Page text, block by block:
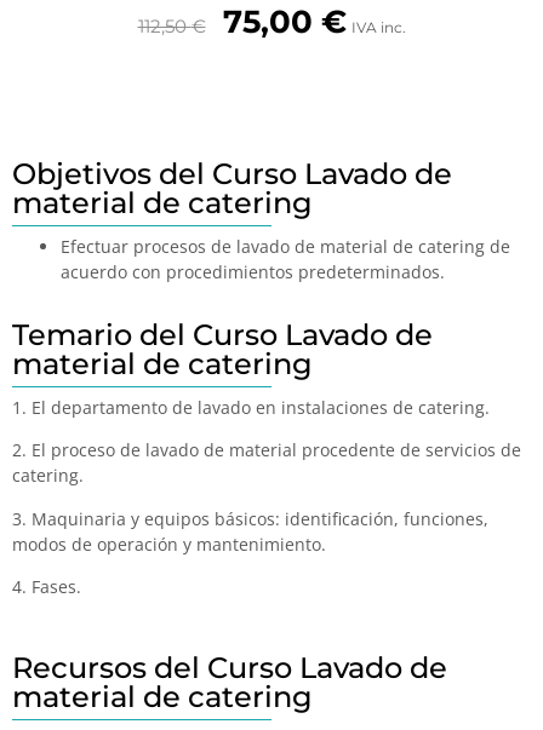
112,50€ 75,00 € IVA inc.
Objetivos del Curso Lavado de
material de catering
Efectuar procesos de lavado de material de catering de
acuerdo con procedimientos predeterminados.
Temario del Curso Lavado de
material de catering
1. El departamento de lavado en instalaciones de catering.
2. El proceso de lavado de material procedente de servicios de
catering.
3. Maquinaria y equipos básicos: identificación, funciones,
modos de operación y mantenimiento.
4. Fases.
Recursos del Curso Lavado de
material de catering